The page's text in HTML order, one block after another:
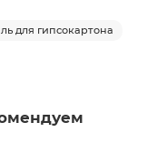
для гипсокартона